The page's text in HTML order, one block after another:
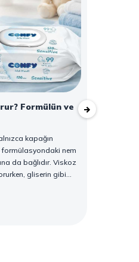
Formülün ve
kapağın
formülasyondaki nem
da bağlıdır. Viskoz
gliserin gibi
paketin serin ve
düşürür. Confy Islak